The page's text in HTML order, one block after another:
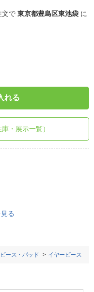
文で 東京都豊島区東池袋 に
れる
・展示一覧）
る
ース・パッド イヤーピース